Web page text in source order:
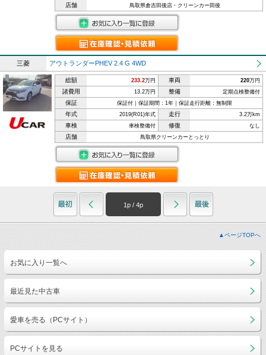
店舗 鳥取県倉吉田後店・クリーンカー田後
三菱 アウトランダーPHEV 2.4 G 4WD
総額 233.2万円 車両 220万円
諸費用 13.2万円 整備 定期点検整備付
保証 保証付｜保証期間：1年｜保証走行距離：無制限
年式 2019(R01)年式 走行 3.2万km
車検 車検整備付 修復 なし
店舗 鳥取県クリーンカーとっとり
1p / 4p
▲ページTOPへ
お気に入り一覧へ
最近見た中古車
愛車を売る（PCサイト）
PCサイトを見る